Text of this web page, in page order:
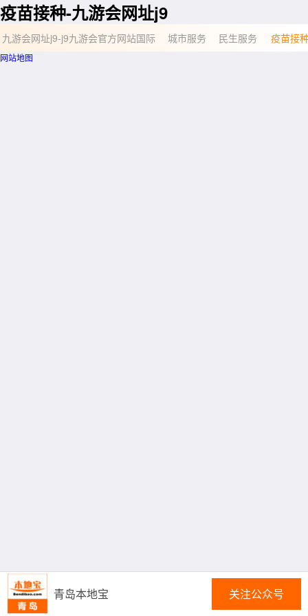
疫苗接种-九游会网址j9
九游会网址j9-j9九游会官方网站国际 城市服务 民生服务 疫苗接
青岛本地宝 关注公众号
网站地图